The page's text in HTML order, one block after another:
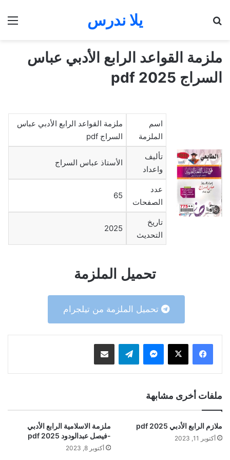
يلا ندرس
ملزمة القواعد الرابع الأدبي عباس
السراج 2025 pdf
اسم
الملزمة
ملزمة القواعد الرابع الأدبي عباس
السراج pdf
تأليف
واعداد
الأستاذ عباس السراج
عدد
الصفحات
65
تاريخ
التحديث
2025
تحميل الملزمة
تحميل الملزمة من تيلجرام
ماسنجر تيلقرام مشاركة عبر البريد
ملفات أخرى مشابهة
ملازم الرابع الأدبي 2025 pdf
أكتوبر 11, 2023
ملزمة الاسلامية الرابع الأدبي
-فيصل عبدالودود 2025 pdf
أكتوبر 8, 2023